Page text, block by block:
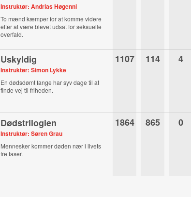
Instruktør: Andrias Høgenni
To mænd kæmper for at komme videre
efter at være blevet udsat for seksuelle
overfald.
Uskyldig
Instruktør: Simon Lykke
En dødsdømt fange har syv dage til at
finde vej til friheden.
1107 114 4
Dødstrilogien
Instruktør: Søren Grau
Mennesker kommer døden nær i livets
tre faser.
1864 865 0